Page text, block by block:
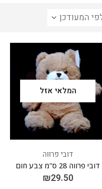
המלאי אזל
דובי פרווה
דובי פרווה 28 ס"מ צבע חום
₪29.50